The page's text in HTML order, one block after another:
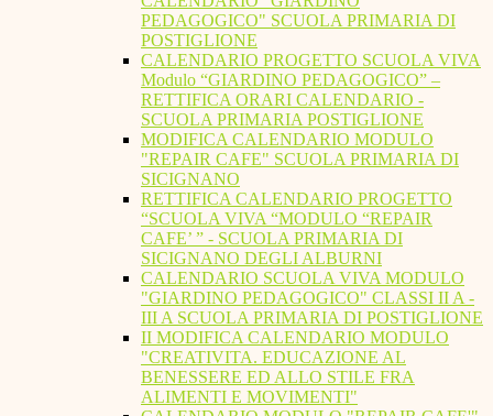
PEDAGOGICO" SCUOLA PRIMARIA DI
POSTIGLIONE
CALENDARIO PROGETTO SCUOLA VIVA
Modulo “GIARDINO PEDAGOGICO” –
RETTIFICA ORARI CALENDARIO -
SCUOLA PRIMARIA POSTIGLIONE
MODIFICA CALENDARIO MODULO
"REPAIR CAFE" SCUOLA PRIMARIA DI
SICIGNANO
RETTIFICA CALENDARIO PROGETTO
“SCUOLA VIVA “MODULO “REPAIR
CAFE’ ” - SCUOLA PRIMARIA DI
SICIGNANO DEGLI ALBURNI
CALENDARIO SCUOLA VIVA MODULO
"GIARDINO PEDAGOGICO" CLASSI II A -
III A SCUOLA PRIMARIA DI POSTIGLIONE
II MODIFICA CALENDARIO MODULO
"CREATIVITA. EDUCAZIONE AL
BENESSERE ED ALLO STILE FRA
ALIMENTI E MOVIMENTI"